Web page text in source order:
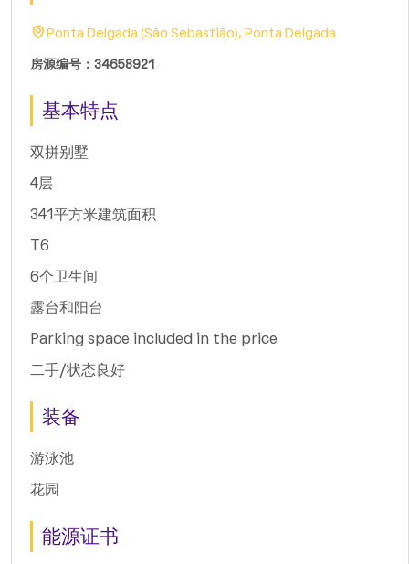
Ponta Delgada (São Sebastião), Ponta Delgada
房源编号：34658921
基本特点
双拼别墅
4层
341平方米建筑面积
T6
6个卫生间
露台和阳台
Parking space included in the price
二手/状态良好
装备
游泳池
花园
能源证书